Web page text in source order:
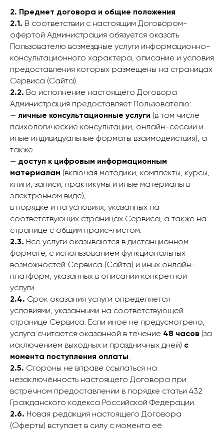
2. Предмет договора и общие положения
2.1. В соответствии с настоящим Договором-
офертой Администрация обязуется оказать
Пользователю возмездные услуги информационно-
консультационного характера, описание и условия
предоставления которых размещены на страницах
Сервиса (Сайта).
2.2. Во исполнение настоящего Договора
Администрация предоставляет Пользователю:
— личные консультационные услуги (в том числе
психологические консультации, онлайн-сессии и
иные индивидуальные форматы взаимодействия), а
также
— доступ к цифровым информационным
материалам (включая методики, комплекты, курсы,
книги, записи, практикумы и иные материалы в
электронном виде),
в порядке и на условиях, указанных на
соответствующих страницах Сервиса, а также на
странице с общим прайс-листом.
2.3. Все услуги оказываются в дистанционном
формате, с использованием функциональных
возможностей Сервиса (Сайта) и иных онлайн-
платформ, указанных в описании конкретной
услуги.
2.4. Срок оказания услуги определяется
условиями, указанными на соответствующей
странице Сервиса. Если иное не предусмотрено,
услуга считается оказанной в течение 48 часов (за
исключением выходных и праздничных дней) с
момента поступления оплаты.
2.5. Стороны не вправе ссылаться на
незаключённость настоящего Договора при
встречном предоставлении в порядке статьи 432
Гражданского кодекса Российской Федерации.
2.6. Новая редакция настоящего Договора
(Оферты) вступает в силу с момента её